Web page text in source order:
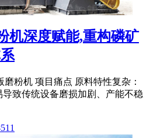
机深度赋能,重构磷矿
粉机 项目痛点 原料特性复杂：
致传统设备磨损加剧、产能不稳